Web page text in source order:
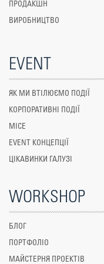
ПРОДАКШН
ВИРОБНИЦТВО
EVENT
ЯК МИ ВТІЛЮЄМО ПОДІЇ
КОРПОРАТИВНІ ПОДІЇ
MICE
EVENT КОНЦЕПЦІЇ
ЦІКАВИНКИ ГАЛУЗІ
WORKSHOP
БЛОГ
ПОРТФОЛІО
МАЙСТЕРНЯ ПРОЕКТІВ